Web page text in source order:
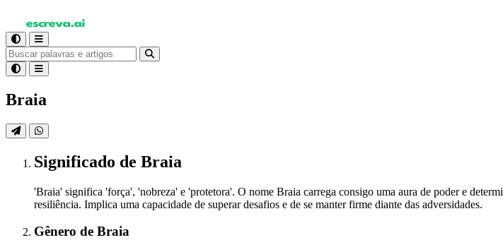
Braia
Significado de Braia
'Braia' significa 'força', 'nobreza' e 'protetora'. O nome Braia carrega consigo uma aura de poder e
resiliência. Implica uma capacidade de superar desafios e de se manter firme diante das adversidades.
Gênero de Braia